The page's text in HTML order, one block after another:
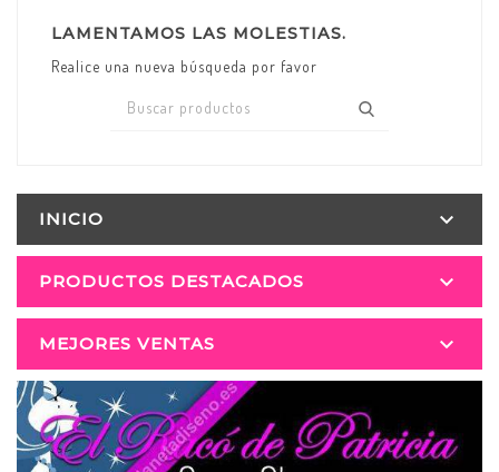
LAMENTAMOS LAS MOLESTIAS.
Realice una nueva búsqueda por favor
INICIO 
PRODUCTOS DESTACADOS 
MEJORES VENTAS 